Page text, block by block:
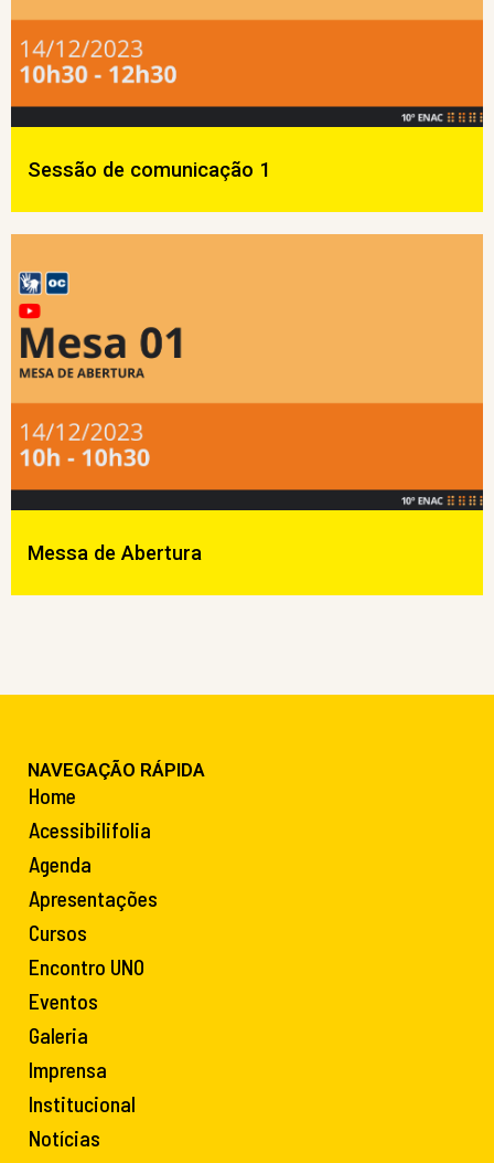
Sessão de comunicação 1
Messa de Abertura
NAVEGAÇÃO RÁPIDA
Home
Acessibilifolia
Agenda
Apresentações
Cursos
Encontro UNO
Eventos
Galeria
Imprensa
Institucional
Notícias